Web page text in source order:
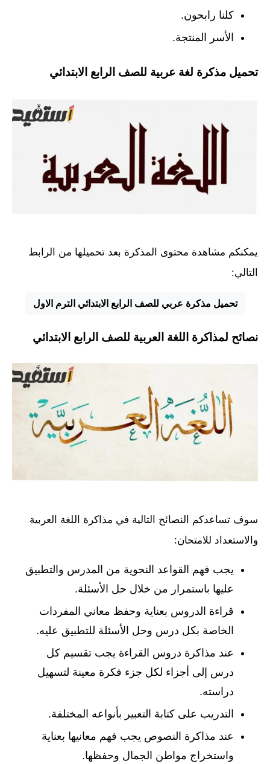
كلنا رابحون.
الأسر المنتجة.
تحميل مذكرة لغة عربية للصف الرابع الابتدائي
يمكنكم مشاهدة محتوى المذكرة بعد تحميلها من الرابط
التالي:
تحميل مذكرة عربي للصف الرابع الابتدائي الترم الاول
نصائح لمذاكرة اللغة العربية للصف الرابع الابتدائي
سوف تساعدكم النصائح التالية في مذاكرة اللغة العربية
والاستعداد للامتحان:
يجب فهم القواعد النحوية من المدرس والتطبيق
عليها باستمرار من خلال حل الأسئلة.
قراءة الدروس بعناية وحفظ معاني المفردات
الخاصة بكل درس وحل الأسئلة للتطبيق عليه.
عند مذاكرة دروس القراءة يجب تقسيم كل
درس إلى أجزاء لكل جزء فكرة معينة لتسهيل
دراسته.
التدريب على كتابة التعبير بأنواعه المختلفة.
عند مذاكرة النصوص يجب فهم معانيها بعناية
واستخراج مواطن الجمال وحفظها.